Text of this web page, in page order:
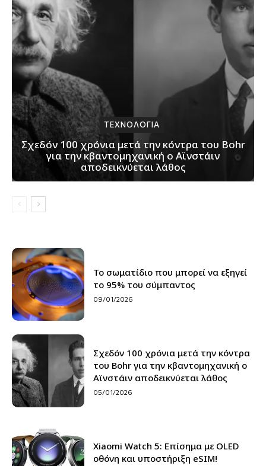
ΤΕΧΝΟΛΟΓΙΑ
Σχεδόν 100 χρόνια μετά την κόντρα του Bohr
για την κβαντομηχανική ο Αϊνστάιν
αποδεικνύεται λάθος
Το σωματίδιο που μπορεί να εξηγεί
το 95% του σύμπαντος
09/01/2026
Σχεδόν 100 χρόνια μετά την κόντρα
του Bohr για την κβαντομηχανική ο
Αϊνστάιν αποδεικνύεται λάθος
05/01/2026
Xiaomi Watch 5: Επίσημα με OLED
οθόνη και υποστήριξη eSIM!